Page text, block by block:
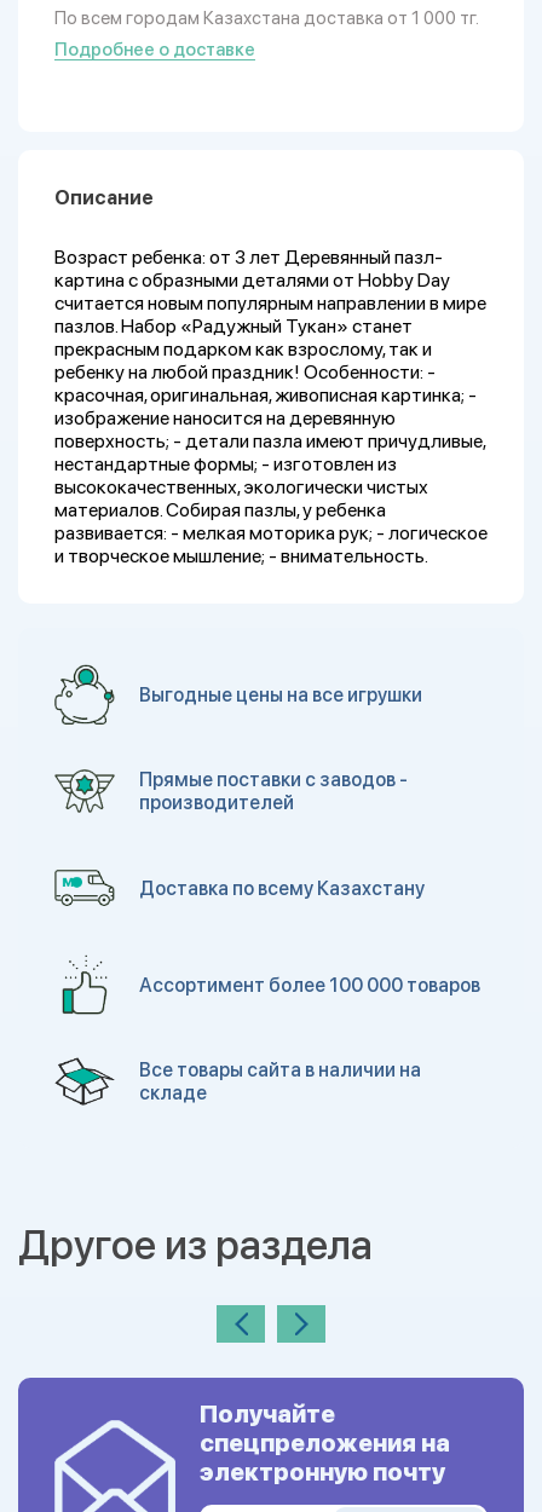
По всем городам Казахстана доставка от 1 000 тг.
Подробнее о доставке
Описание
Возраст ребенка: от 3 лет Деревянный пазл-
картина с образными деталями от Hobby Day
считается новым популярным направлении в мире
пазлов. Набор «Радужный Тукан» станет
прекрасным подарком как взрослому, так и
ребенку на любой праздник! Особенности: -
красочная, оригинальная, живописная картинка; -
изображение наносится на деревянную
поверхность; - детали пазла имеют причудливые,
нестандартные формы; - изготовлен из
высококачественных, экологически чистых
материалов. Собирая пазлы, у ребенка
развивается: - мелкая моторика рук; - логическое
и творческое мышление; - внимательность.
Выгодные цены на все игрушки
Прямые поставки с заводов -
производителей
Доставка по всему Казахстану
Ассортимент более 100 000 товаров
Все товары сайта в наличии на
складе
Другое из раздела
Получайте
спецпреложения на
электронную почту